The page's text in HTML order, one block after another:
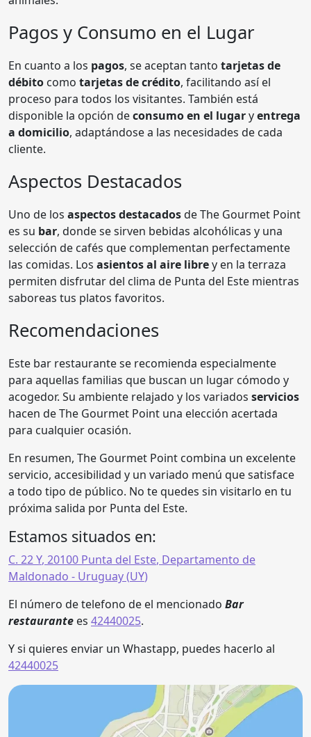
Pagos y Consumo en el Lugar
En cuanto a los pagos, se aceptan tanto tarjetas de
débito como tarjetas de crédito, facilitando así el
proceso para todos los visitantes. También está
disponible la opción deconsumo en el lugaryentrega
a domicilio, adaptándose a las necesidades de cada
cliente.
Aspectos Destacados
Uno de los aspectos destacadosde The Gourmet Point
es su bar, donde se sirven bebidas alcohólicas y una
selección de cafés que complementan perfectamente
las comidas. Los asientos al aire librey en la terraza
permiten disfrutar del clima de Punta del Este mientras
saboreas tus platos favoritos.
Recomendaciones
Este bar restaurante se recomienda especialmente
para aquellas familias que buscan un lugar cómodo y
acogedor. Su ambiente relajado y los variados servicios
hacen de The Gourmet Point una elección acertada
para cualquier ocasión.
En resumen, The Gourmet Point combina un excelente
servicio, accesibilidad y un variado menú que satisface
a todo tipo de público. No te quedes sin visitarlo en tu
próxima salida por Punta del Este.
Estamos situados en:
C. 22 Y, 20100 Punta del Este, Departamento de
Maldonado - Uruguay (UY)
El número de telefono de el mencionado Bar
restaurante es 42440025.
Y si quieres enviar un Whastapp, puedes hacerlo al
42440025